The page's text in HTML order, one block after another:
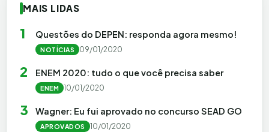
MAIS LIDAS
1 Questões do DEPEN: responda agora mesmo!
NOTÍCIAS 09/01/2020
2 ENEM 2020: tudo o que você precisa saber
ENEM 10/01/2020
3 Wagner: Eu fui aprovado no concurso SEAD GO
APROVADOS 10/01/2020